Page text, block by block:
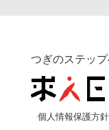
つぎのステッ
個人情報保護方針